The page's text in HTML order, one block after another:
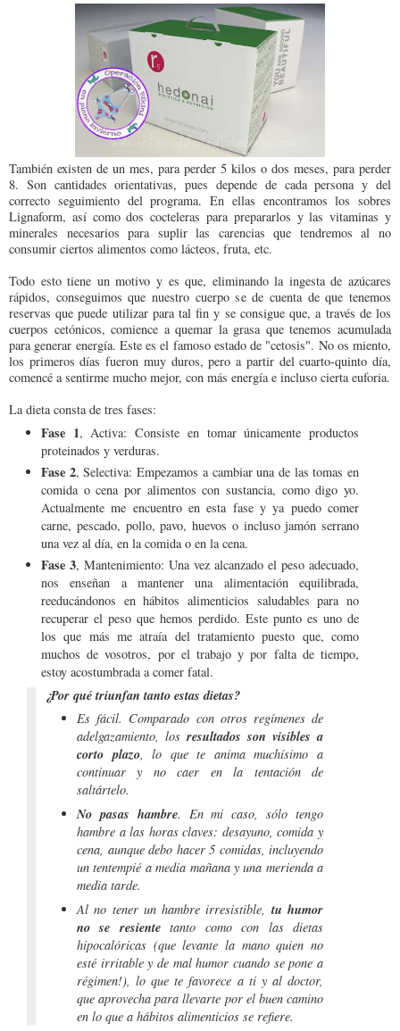
También existen de un mes, para perder 5 kilos o dos meses, para perder
8. Son cantidades orientativas, pues depende de cada persona y del
correcto seguimiento del programa. En ellas encontramos los sobres
Lignaform, así como dos cocteleras para prepararlos y las vitaminas y
minerales necesarios para suplir las carencias que tendremos al no
consumir ciertos alimentos como lácteos, fruta, etc.
Todo esto tiene un motivo y es que, eliminando la ingesta de azúcares
rápidos, conseguimos que nuestro cuerpo se de cuenta de que tenemos
reservas que puede utilizar para tal fin y se consigue que, a través de los
cuerpos cetónicos, comience a quemar la grasa que tenemos acumulada
para generar energía. Este es el famoso estado de "cetosis". No os miento,
los primeros días fueron muy duros, pero a partir del cuarto-quinto día,
comencé a sentirme mucho mejor, con más energía e incluso cierta euforia.
La dieta consta de tres fases:
Fase 1, Activa: Consiste en tomar únicamente productos
proteinados y verduras.
Fase 2, Selectiva: Empezamos a cambiar una de las tomas en
comida o cena por alimentos con sustancia, como digo yo.
Actualmente me encuentro en esta fase y ya puedo comer
carne, pescado, pollo, pavo, huevos o incluso jamón serrano
una vez al día, en la comida o en la cena.
Fase 3, Mantenimiento: Una vez alcanzado el peso adecuado,
nos enseñan a mantener una alimentación equilibrada,
reeducándonos en hábitos alimenticios saludables para no
recuperar el peso que hemos perdido. Este punto es uno de
los que más me atraía del tratamiento puesto que, como
muchos de vosotros, por el trabajo y por falta de tiempo,
estoy acostumbrada a comer fatal.
¿Por qué triunfan tanto estas dietas?
Es fácil. Comparado con otros regímenes de
adelgazamiento, losresultados son visibles a
corto plazo, lo que te anima muchísimo a
continuar y no caer en la tentación de
saltártelo.
No pasas hambre. En mi caso, sólo tengo
hambre a las horas claves: desayuno, comida y
cena, aunque debo hacer 5 comidas, incluyendo
un tentempié a media mañana y una merienda a
media tarde.
Al no tener un hambre irresistible, tu humor
no se resientetanto como con las dietas
hipocalóricas (que levante la mano quien no
esté irritable y de mal humor cuando se pone a
régimen!), lo que te favorece a ti y al doctor,
que aprovecha para llevarte por el buen camino
en lo que a hábitos alimenticios se refiere.